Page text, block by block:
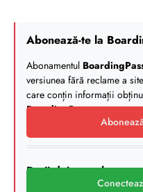
Abonează-te la
Abonamentul
versiunea fără reclame a
care conțin informații
BoardingPass.
Deții deja un